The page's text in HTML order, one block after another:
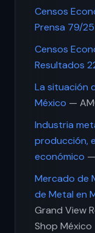
Censos
Prensa 79/25
Censos
Resultados
La situación
México —
Industria
producción,
económico
Mercado de
de Metal en
Grand View
Shop México